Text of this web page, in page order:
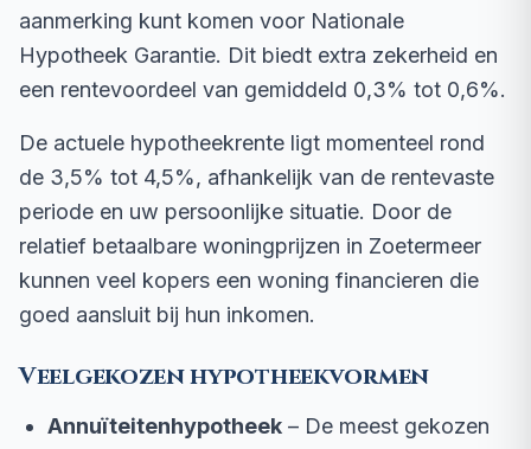
aanmerking kunt komen voor Nationale
Hypotheek Garantie. Dit biedt extra zekerheid en
een rentevoordeel van gemiddeld 0,3% tot 0,6%.
De actuele hypotheekrente ligt momenteel rond
de 3,5% tot 4,5%, afhankelijk van de rentevaste
periode en uw persoonlijke situatie. Door de
relatief betaalbare woningprijzen in Zoetermeer
kunnen veel kopers een woning financieren die
goed aansluit bij hun inkomen.
Veelgekozen hypotheekvormen
Annuïteitenhypotheek – De meest gekozen